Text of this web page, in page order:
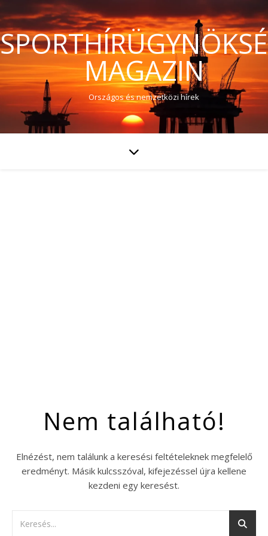
MAGAZIN
Országos és nemzetközi hírek
Nem található!
Elnézést, nem találunk a keresési feltételeknek megfelelő
eredményt. Másik kulcsszóval, kifejezéssel újra kellene
kezdeni egy keresést.